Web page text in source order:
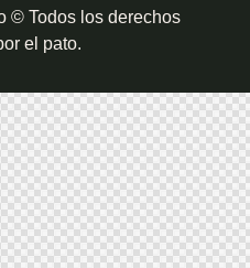
© Todos los derechos
el pato.